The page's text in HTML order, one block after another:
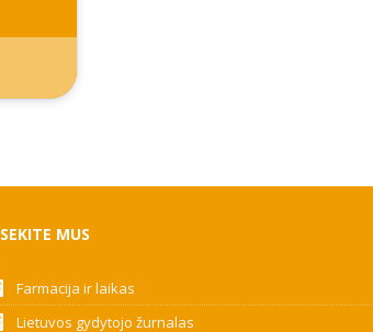
SEKITE MUS
Farmacija ir laikas
Lietuvos gydytojo žurnalas